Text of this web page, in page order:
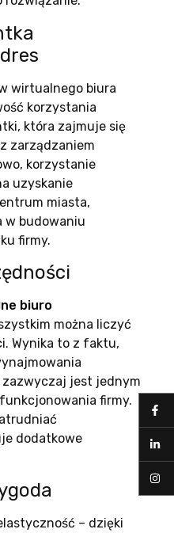
wirtualnego biura
korzystania
która zajmuje się
zarządzaniem
korzystanie
uzyskanie
miasta,
w budowaniu
firmy.
biuro
można liczyć
Wynika to z faktu,
jest jednym
firmy.
dodatkowe
– dzięki